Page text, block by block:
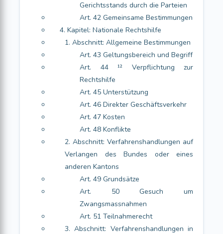
Gerichtsstands durch die Parteien
Art. 42 Gemeinsame Bestimmungen
4. Kapitel: Nationale Rechtshilfe
1. Abschnitt: Allgemeine Bestimmungen
Art. 43 Geltungsbereich und Begriff
Art. 44 ¹² Verpflichtung zur
Rechtshilfe
Art. 45 Unterstützung
Art. 46 Direkter Geschäftsverkehr
Art. 47 Kosten
Art. 48 Konflikte
2. Abschnitt: Verfahrenshandlungen auf
Verlangen des Bundes oder eines
anderen Kantons
Art. 49 Grundsätze
Art. 50 Gesuch um
Zwangsmassnahmen
Art. 51 Teilnahmerecht
3. Abschnitt: Verfahrenshandlungen in